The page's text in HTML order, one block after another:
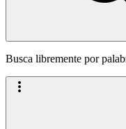
Busca libremente por